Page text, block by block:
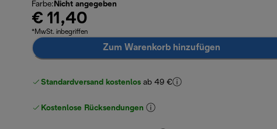
Farbe: Nicht angegeben
€ 11,40
*MwSt. inbegriffen
Zum Warenkorb hinzufügen
Standardversand kostenlos ab 49 €
Kostenlose Rücksendungen